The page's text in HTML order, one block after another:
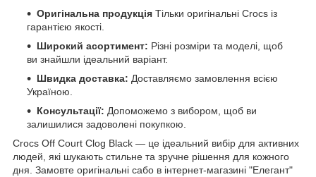
Оригінальна продукція Тільки оригінальні Crocs із
гарантією якості.
Широкий асортимент: Різні розміри та моделі, щоб
ви знайшли ідеальний варіант.
Швидка доставка: Доставляємо замовлення всією
Україною.
Консультації: Допоможемо з вибором, щоб ви
залишилися задоволені покупкою.
Crocs Off Court Clog Black — це ідеальний вибір для активних
людей, які шукають стильне та зручне рішення для кожного
дня. Замовте оригінальні сабо в інтернет-магазині "Елегант"